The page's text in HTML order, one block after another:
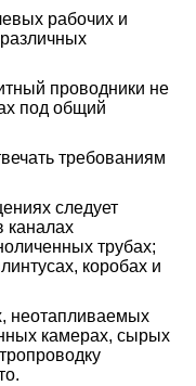
рабочих и
проводники не
под общий
требованиям
следует
каналах
трубах;
коробах и
неотапливаемых
камерах, сырых